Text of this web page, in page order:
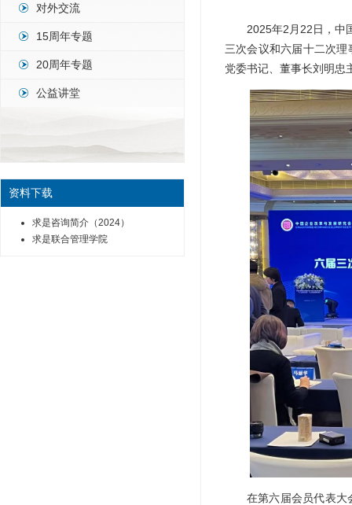
对外交流
15周年专题
20周年专题
公益讲堂
资料下载
求是咨询简介（2024）
求是联合管理学院
2025年2月22日，中
三次会议和六届十二次
党委书记、董事长刘明忠
在第六届会员代表大